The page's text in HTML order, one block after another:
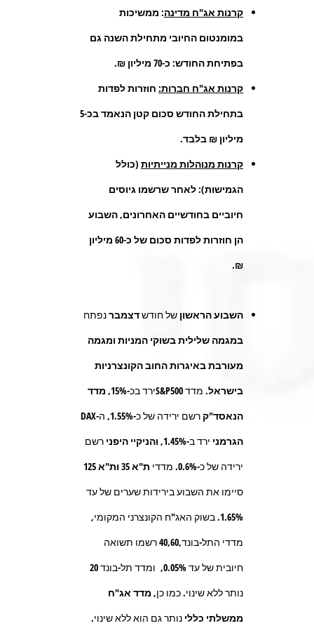
קרנות אג"ח מדינה: ממשיכות
במומנטום החיובי מתחילת השנה גם
בפתיחת החודש: כ-70 מיליון ₪.
קרנות אג"ח חברות: חוזרות לפדות
בתחילת החודש סכום קטן הנאמד בכ-5
מיליון ₪ בלבד.
קרנות מנוהלות מנייתיות (כולל
הגמישות): לאחר שרשמו גיוסים
חיוביים בחודשיים האחרונים, השבוע
הן חוזרות לפדות סכום של כ-60 מיליון
₪.
השבוע הראשון של חודשדצמברנפתח
במגמה שלילית בשוקי המניות ומגמה
מעורבת באיגרות החוב הקונצרניות
בישראל. מדדS&P500ירד בכ-
15%, מדד
הנאסד"קרשם ירידה של כ-1.55%, ה-DAX
הגרמני ירד ב-1.45%, והניקיי היפני
רשם
ירידה של כ-0.6%. מדדי ת"א 35
ות"א 125
סיימו את השבוע בירידות שערים של עד
1.65%. בשוק האג"ח הקונצרני המקומי,
מדדי התל-בונד,40,60
רשמו תשואה
חיובית של עד0.05%, ומדד תל-בונד20
נותר ללא שינוי. כמו כן, מדד אג"ח
ממשלתי כללי נותר גם הוא ללא שינוי.